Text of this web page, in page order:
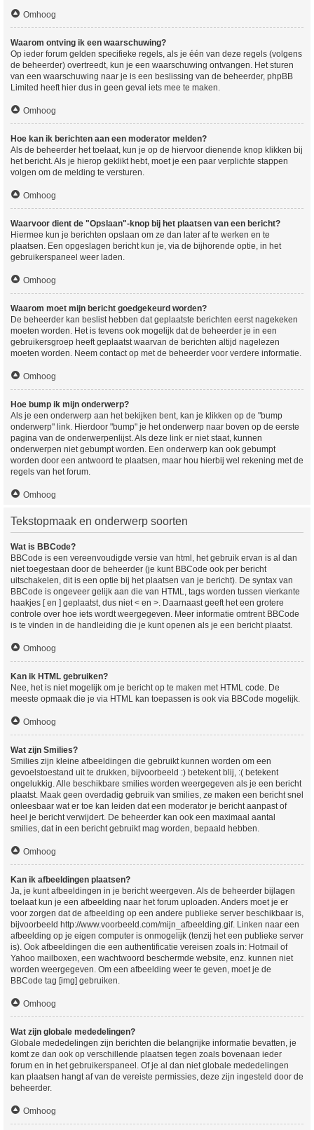
Omhoog
Waarom ontving ik een waarschuwing?
Op ieder forum gelden specifieke regels, als je één van deze regels (volgens
de beheerder) overtreedt, kun je een waarschuwing ontvangen. Het sturen
van een waarschuwing naar je is een beslissing van de beheerder, phpBB
Limited heeft hier dus in geen geval iets mee te maken.
Omhoog
Hoe kan ik berichten aan een moderator melden?
Als de beheerder het toelaat, kun je op de hiervoor dienende knop klikken bij
het bericht. Als je hierop geklikt hebt, moet je een paar verplichte stappen
volgen om de melding te versturen.
Omhoog
Waarvoor dient de "Opslaan"-knop bij het plaatsen van een bericht?
Hiermee kun je berichten opslaan om ze dan later af te werken en te
plaatsen. Een opgeslagen bericht kun je, via de bijhorende optie, in het
gebruikerspaneel weer laden.
Omhoog
Waarom moet mijn bericht goedgekeurd worden?
De beheerder kan beslist hebben dat geplaatste berichten eerst nagekeken
moeten worden. Het is tevens ook mogelijk dat de beheerder je in een
gebruikersgroep heeft geplaatst waarvan de berichten altijd nagelezen
moeten worden. Neem contact op met de beheerder voor verdere informatie.
Omhoog
Hoe bump ik mijn onderwerp?
Als je een onderwerp aan het bekijken bent, kan je klikken op de "bump
onderwerp" link. Hierdoor "bump" je het onderwerp naar boven op de eerste
pagina van de onderwerpenlijst. Als deze link er niet staat, kunnen
onderwerpen niet gebumpt worden. Een onderwerp kan ook gebumpt
worden door een antwoord te plaatsen, maar hou hierbij wel rekening met de
regels van het forum.
Omhoog
Tekstopmaak en onderwerp soorten
Wat is BBCode?
BBCode is een vereenvoudigde versie van html, het gebruik ervan is al dan
niet toegestaan door de beheerder (je kunt BBCode ook per bericht
uitschakelen, dit is een optie bij het plaatsen van je bericht). De syntax van
BBCode is ongeveer gelijk aan die van HTML, tags worden tussen vierkante
haakjes [ en ] geplaatst, dus niet < en >. Daarnaast geeft het een grotere
controle over hoe iets wordt weergegeven. Meer informatie omtrent BBCode
is te vinden in de handleiding die je kunt openen als je een bericht plaatst.
Omhoog
Kan ik HTML gebruiken?
Nee, het is niet mogelijk om je bericht op te maken met HTML code. De
meeste opmaak die je via HTML kan toepassen is ook via BBCode mogelijk.
Omhoog
Wat zijn Smilies?
Smilies zijn kleine afbeeldingen die gebruikt kunnen worden om een
gevoelstoestand uit te drukken, bijvoorbeeld :) betekent blij, :( betekent
ongelukkig. Alle beschikbare smilies worden weergegeven als je een bericht
plaatst. Maak geen overdadig gebruik van smilies, ze maken een bericht snel
onleesbaar wat er toe kan leiden dat een moderator je bericht aanpast of
heel je bericht verwijdert. De beheerder kan ook een maximaal aantal
smilies, dat in een bericht gebruikt mag worden, bepaald hebben.
Omhoog
Kan ik afbeeldingen plaatsen?
Ja, je kunt afbeeldingen in je bericht weergeven. Als de beheerder bijlagen
toelaat kun je een afbeelding naar het forum uploaden. Anders moet je er
voor zorgen dat de afbeelding op een andere publieke server beschikbaar is,
bijvoorbeeld http://www.voorbeeld.com/mijn_afbeelding.gif. Linken naar een
afbeelding op je eigen computer is onmogelijk (tenzij het een publieke server
is). Ook afbeeldingen die een authentificatie vereisen zoals in: Hotmail of
Yahoo mailboxen, een wachtwoord beschermde website, enz. kunnen niet
worden weergegeven. Om een afbeelding weer te geven, moet je de
BBCode tag [img] gebruiken.
Omhoog
Wat zijn globale mededelingen?
Globale mededelingen zijn berichten die belangrijke informatie bevatten, je
komt ze dan ook op verschillende plaatsen tegen zoals bovenaan ieder
forum en in het gebruikerspaneel. Of je al dan niet globale mededelingen
kan plaatsen hangt af van de vereiste permissies, deze zijn ingesteld door de
beheerder.
Omhoog